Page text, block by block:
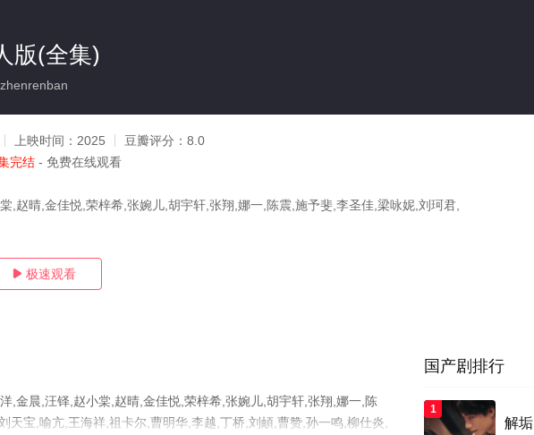
版(全集)
上映时间： 2025 豆瓣评分： 8.0
完结 - 免费在线观看
,赵晴,金佳悦,荣梓希,张婉儿,胡宇轩,张翔,娜一,陈震,施予斐,李圣佳,梁咏妮,刘珂君,
 极速观看
,金晨,汪铎,赵小棠,赵晴,金佳悦,荣梓希,张婉儿,胡宇轩,张翔,娜一,陈
宝,喻亢,王海祥,祖卡尔,曹明华,李越,丁桥,刘頔,曹赞,孙一鸣,柳仕炎,
国产剧排行
1
解垢